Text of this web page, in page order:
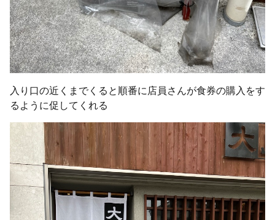
入り口の近くまでくると順番に店員さんが食券の購入をす
るように促してくれる